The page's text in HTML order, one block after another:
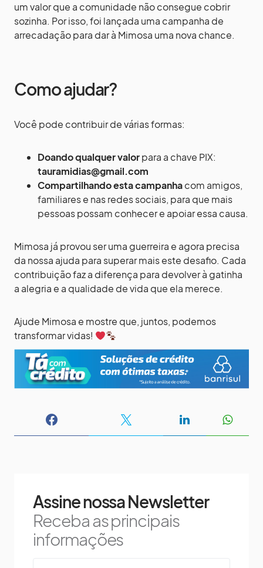
um valor que a comunidade não consegue cobrir
sozinha. Por isso, foi lançada uma campanha de
arrecadação para dar à Mimosa uma nova chance.
Como ajudar?
Você pode contribuir de várias formas:
Doando qualquer valorpara a chave PIX:
tauramidias@gmail.com
Compartilhando esta campanhacom amigos,
familiares e nas redes sociais, para que mais
pessoas possam conhecer e apoiar essa causa.
Mimosa já provou ser uma guerreira e agora precisa
da nossa ajuda para superar mais este desafio. Cada
contribuição faz a diferença para devolver à gatinha
a alegria e a qualidade de vida que ela merece.
Ajude Mimosa e mostre que, juntos, podemos
transformar vidas!
Assine nossa Newsletter
Receba as principais
informações